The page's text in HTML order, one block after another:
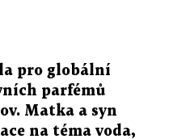
pro globální
parfémů
Matka a syn
na téma voda,